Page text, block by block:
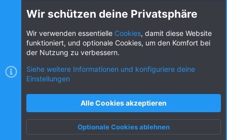
Diese Seite teilen
Nutzungsbedingungen
Datenschutz
S
Oben Unten
Wir schützen deine Privatsphäre
Wir verwenden essentielle Cookies, damit diese Website
funktioniert, und optionale Cookies, um den Komfort bei
der Nutzung zu verbessern.
Siehe weitere Informationen und konfiguriere deine
Einstellungen
Alle Cookies akzeptieren
Optionale Cookies ablehnen